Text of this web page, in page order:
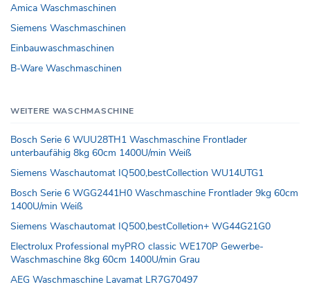
Amica Waschmaschinen
Siemens Waschmaschinen
Einbauwaschmaschinen
B-Ware Waschmaschinen
WEITERE WASCHMASCHINE
Bosch Serie 6 WUU28TH1 Waschmaschine Frontlader
unterbaufähig 8kg 60cm 1400U/min Weiß
Siemens Waschautomat IQ500,bestCollection WU14UTG1
Bosch Serie 6 WGG2441H0 Waschmaschine Frontlader 9kg 60cm
1400U/min Weiß
Siemens Waschautomat IQ500,bestColletion+ WG44G21G0
Electrolux Professional myPRO classic WE170P Gewerbe-
Waschmaschine 8kg 60cm 1400U/min Grau
AEG Waschmaschine Lavamat LR7G70497